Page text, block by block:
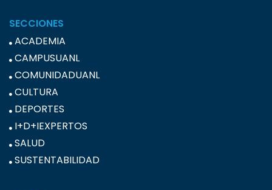
SECCIONES
ACADEMIA
CAMPUSUANL
COMUNIDADUANL
CULTURA
DEPORTES
I+D+IEXPERTOS
SALUD
SUSTENTABILIDAD